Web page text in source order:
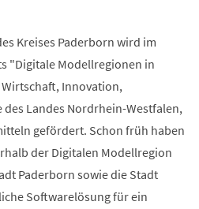
Kreises Paderborn wird im
"Digitale Modellregionen in
Innovation,
Landes Nordrhein-Westfalen,
gefördert. Schon früh haben
der Digitalen Modellregion
Paderborn sowie die Stadt
Softwarelösung für ein